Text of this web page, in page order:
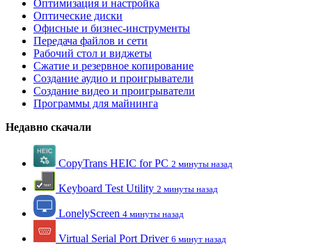
Оптимизация и настройка
Оптические диски
Офисные и бизнес-инструменты
Передача файлов и сети
Рабочий стол и виджеты
Сжатие и резервное копирование
Создание аудио и проигрыватели
Создание видео и проигрыватели
Программы для майнинга
Недавно скачали
CopyTrans HEIC for PC 2 минуты назад
Keyboard Test Utility 2 минуты назад
LonelyScreen 4 минуты назад
Virtual Serial Port Driver 6 минут назад